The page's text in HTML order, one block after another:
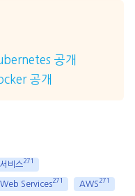
공개
공개
비스271
Services271 AWS 271